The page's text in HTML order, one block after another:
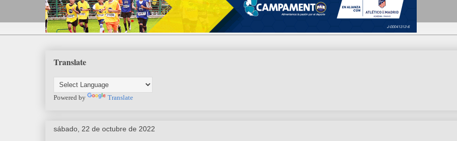
Translate
Powered by Translate
sábado, 22 de octubre de 2022